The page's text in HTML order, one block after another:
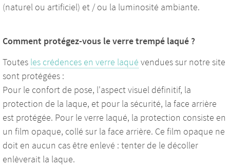
(naturel ou artificiel) et / ou la luminosité ambiante.
Comment protégez-vous le verre trempé laqué ?
Toutes les crédences en verre laqué vendues sur notre site
sont protégées :
Pour le confort de pose, l'aspect visuel définitif, la
protection de la laque, et pour la sécurité, la face arrière
est protégée. Pour le verre laqué, la protection consiste en
un film opaque, collé sur la face arrière. Ce film opaque ne
doit en aucun cas être enlevé : tenter de le décoller
enlèverait la laque.